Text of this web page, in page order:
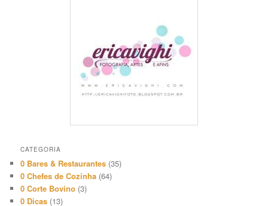
CATEGORIA
0 Bares & Restaurantes (35)
0 Chefes de Cozinha (64)
0 Corte Bovino (3)
0 Dicas (13)